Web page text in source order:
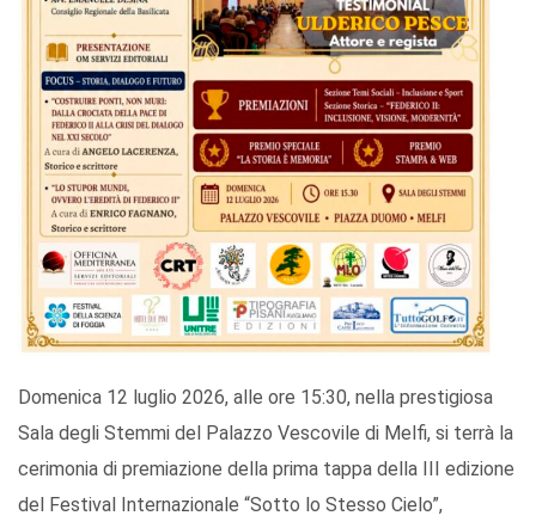
Domenica 12 luglio 2026, alle ore 15:30, nella prestigiosa
Sala degli Stemmi del Palazzo Vescovile di Melfi, si terrà la
cerimonia di premiazione della prima tappa della III edizione
del Festival Internazionale “Sotto lo Stesso Cielo”,